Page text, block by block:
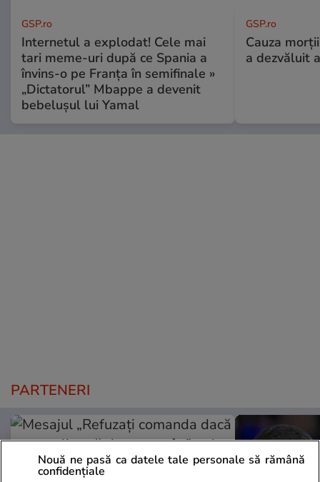
GSP.ro
Internetul a explodat! Cele mai
tari meme-uri după ce Spania a
învins-o pe Franța în semifinale »
„Dictatorul” Mbappe a devenit
bebelușul lui Yamal
GSP.ro
Cauza
a dezvăluit
PARTENERI
Nouă ne pasă ca datele tale personale să rămână
confidențiale